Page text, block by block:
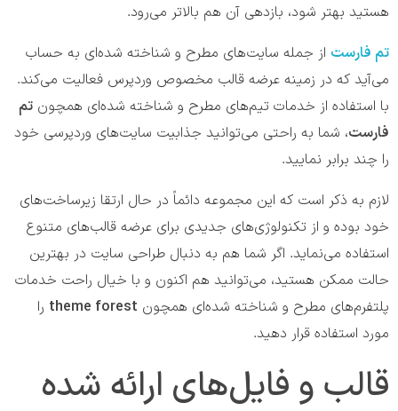
هستید بهتر شود، بازدهی آن هم بالا‌تر می‌رود.
تم فارست از جمله سایت‌های مطرح و شناخته شده‌ای به حساب
می‌آید که در زمینه عرضه قالب مخصوص وردپرس فعالیت می‌کند.
با استفاده از خدمات تیم‌های مطرح و شناخته شده‌ای همچون تم
فارست، شما به راحتی می‌توانید جذابیت سایت‌های وردپرسی خود
را چند برابر نمایید.
لازم به ذکر است که این مجموعه دائماً در حال ارتقا زیرساخت‌های
خود بوده و از تکنولوژی‌های جدیدی برای عرضه قالب‌های متنوع
استفاده می‌نماید. اگر شما هم به دنبال طراحی سایت در بهترین
حالت ممکن هستید، می‌توانید هم اکنون و با خیال راحت خدمات
پلتفرم‌های مطرح و شناخته شده‌ای همچون theme forest را
مورد استفاده قرار دهید.
قالب و فایل‌های ارائه شده